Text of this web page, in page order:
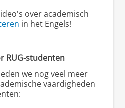
over academisch
in het Engels!
RUG-studenten
we nog veel meer
vaardigheden